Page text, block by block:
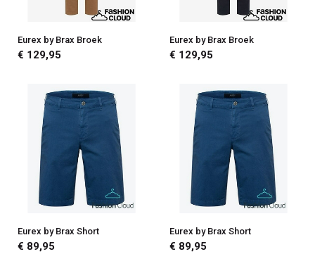
Eurex by Brax Broek
€ 129,95
Eurex by Brax Broek
€ 129,95
Eurex by Brax Short
€ 89,95
Eurex by Brax Short
€ 89,95